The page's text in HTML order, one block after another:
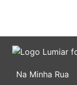
Na Minha Rua